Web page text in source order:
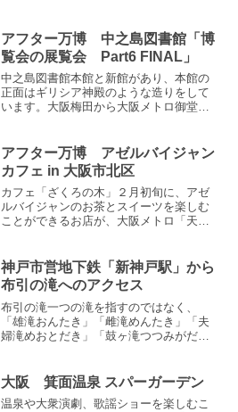
日～8日日曜日までの3日間、オープニン
グセレモ...
アフター万博 中之島図書館「博
覧会の展覧会 Part6 FINAL」
中之島図書館本館と新館があり、本館の
正面はギリシア神殿のような造りをして
います。大阪梅田から大阪メトロ御堂筋
駅」・「大江橋駅」など複数の駅があり
ます。新館の展示室へ今回は京...
アフター万博 アゼルバイジャン
カフェ in 大阪市北区
カフェ「ざくろの木」２月初旬に、アゼ
ルバイジャンのお茶とスイーツを楽しむ
ことができるお店が、大阪メトロ「天神
～19:00定 休 日：不定休予 約：不可
支払方法：現...
神戸市営地下鉄「新神戸駅」から
布引の滝へのアクセス
布引の滝一つの滝を指すのではなく、
「雄滝おんたき」「雌滝めんたき」「夫
婦滝めおとだき」「鼓ヶ滝つつみがだ
戸駅」からの行き方地下鉄の改札口は2ヶ
所あり、布引の滝へは北改...
大阪 箕面温泉 スパーガーデン
温泉や大衆演劇、歌謡ショーを楽しむこ